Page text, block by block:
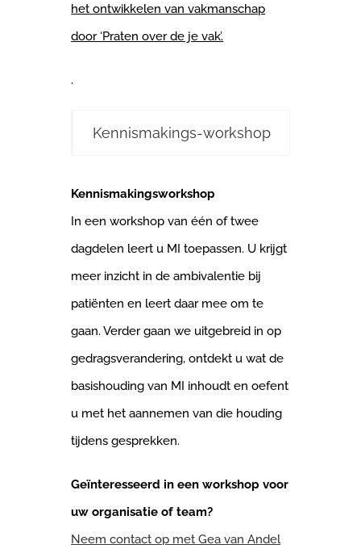
het ontwikkelen van vakmanschap
door ‘Praten over de je vak’.
.
Kennismakings-workshop
Kennismakingsworkshop
In een workshop van één of twee
dagdelen leert u MI toepassen. U krijgt
meer inzicht in de ambivalentie bij
patiënten en leert daar mee om te
gaan. Verder gaan we uitgebreid in op
gedragsverandering, ontdekt u wat de
basishouding van MI inhoudt en oefent
u met het aannemen van die houding
tijdens gesprekken.
Geïnteresseerd in een workshop voor
uw organisatie of team?
Neem contact op met Gea van Andel